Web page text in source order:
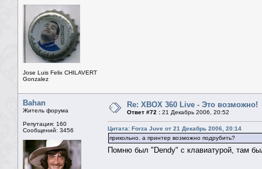
Jose Luis Felix CHILAVERT
Gonzalez
Bahan
Житель форума
Репутация: 160
Сообщений: 3456
Re: XBOX 360 Live - Это возможно!
Ответ #72 : 21 Декабрь 2006, 20:52
Цитата: Forza Juve от 21 Декабрь 2006, 20:14
прикольно. а принтер возможно подрубить?
Помню был "Dendy" с клавиатурой, там